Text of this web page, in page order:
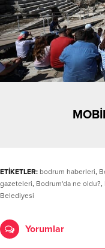
ETİKETLER: bodrum haberleri,
gazeteleri, Bodrum'da ne oldu?,
Belediyesi
Yorumlar